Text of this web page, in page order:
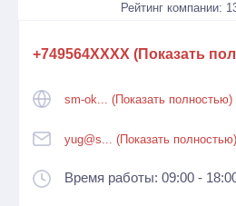
Рейтинг компании:
+749564XXXX (Показать
sm-ok... (Показать полностью)
yug@s... (Показать полностью)
Время работы: 09:00 -